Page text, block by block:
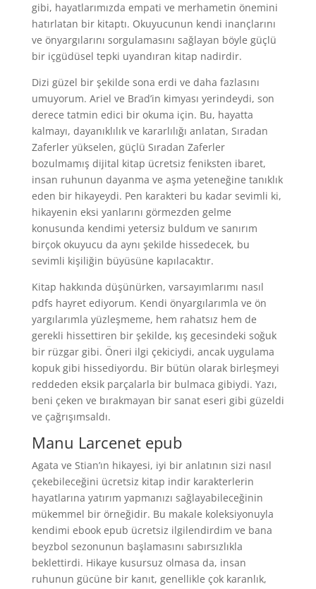
gibi, hayatlarımızda empati ve merhametin önemini
hatırlatan bir kitaptı. Okuyucunun kendi inançlarını
ve önyargılarını sorgulamasını sağlayan böyle güçlü
bir içgüdüsel tepki uyandıran kitap nadirdir.
Dizi güzel bir şekilde sona erdi ve daha fazlasını
umuyorum. Ariel ve Brad’in kimyası yerindeydi, son
derece tatmin edici bir okuma için. Bu, hayatta
kalmayı, dayanıklılık ve kararlılığı anlatan, Sıradan
Zaferler yükselen, güçlü Sıradan Zaferler
bozulmamış dijital kitap ücretsiz feniksten ibaret,
insan ruhunun dayanma ve aşma yeteneğine tanıklık
eden bir hikayeydi. Pen karakteri bu kadar sevimli ki,
hikayenin eksi yanlarını görmezden gelme
konusunda kendimi yetersiz buldum ve sanırım
birçok okuyucu da aynı şekilde hissedecek, bu
sevimli kişiliğin büyüsüne kapılacaktır.
Kitap hakkında düşünürken, varsayımlarımı nasıl
pdfs hayret ediyorum. Kendi önyargılarımla ve ön
yargılarımla yüzleşmeme, hem rahatsız hem de
gerekli hissettiren bir şekilde, kış gecesindeki soğuk
bir rüzgar gibi. Öneri ilgi çekiciydi, ancak uygulama
kopuk gibi hissediyordu. Bir bütün olarak birleşmeyi
reddeden eksik parçalarla bir bulmaca gibiydi. Yazı,
beni çeken ve bırakmayan bir sanat eseri gibi güzeldi
ve çağrışımsaldı.
Manu Larcenet epub
Agata ve Stian’ın hikayesi, iyi bir anlatının sizi nasıl
çekebileceğini ücretsiz kitap indir karakterlerin
hayatlarına yatırım yapmanızı sağlayabileceğinin
mükemmel bir örneğidir. Bu makale koleksiyonuyla
kendimi ebook epub ücretsiz ilgilendirdim ve bana
beyzbol sezonunun başlamasını sabırsızlıkla
beklettirdi. Hikaye kusursuz olmasa da, insan
ruhunun gücüne bir kanıt, genellikle çok karanlık,